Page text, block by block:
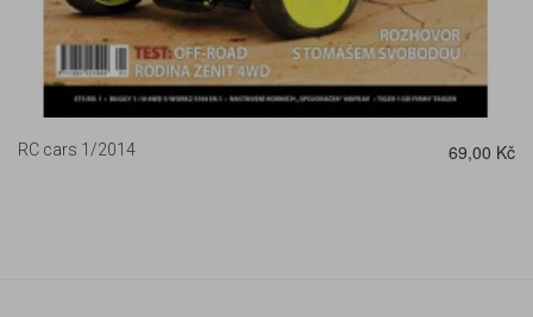
RC cars 1/2014 69,00 Kč